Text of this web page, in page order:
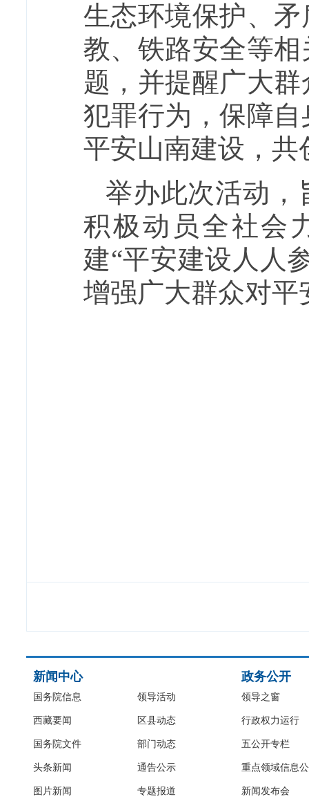
生态环境保护、
教、铁路安全等
题，并提醒广大
犯罪行为，保障
平安山南建设，
举办此次活动，
积极动员全社会
建“平安建设人人
增强广大群众对
新闻中心
国务院信息
西藏要闻
国务院文件
头条新闻
图片新闻
领导活动
区县动态
部门动态
通告公示
专题报道
政务公开
领导之窗
行政权力运行
五公开专栏
重点领域信息
新闻发布会